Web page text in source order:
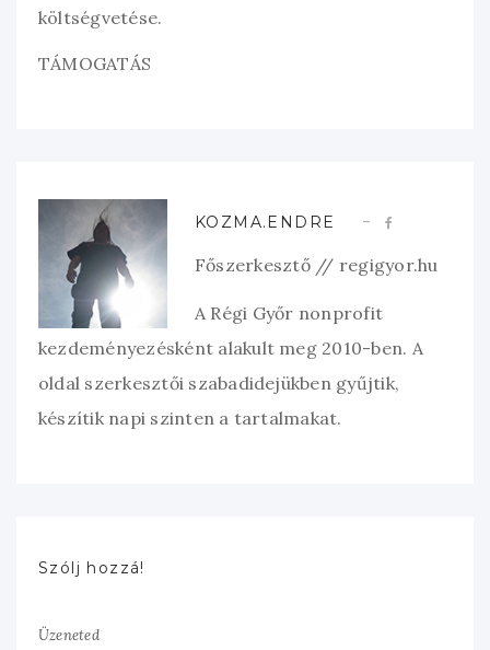
költségvetése.
TÁMOGATÁS
KOZMA.ENDRE
Főszerkesztő // regigyor.hu
A Régi Győr nonprofit
kezdeményezésként alakult meg 2010-ben. A
oldal szerkesztői szabadidejükben gyűjtik,
készítik napi szinten a tartalmakat.
Szólj hozzá!
Üzeneted